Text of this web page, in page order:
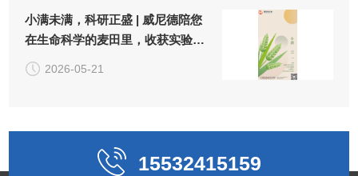
小满未满，科研正盛 | 威尼德陪您
在生命科学的麦田里，收获实验
的"小小圆满"
2026-05-21
15532415159